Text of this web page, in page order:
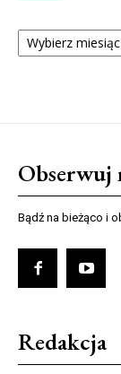
ARCHIWUM
NUMERÓW
Obserwuj
Bądź na bieżąco i
Redakcja